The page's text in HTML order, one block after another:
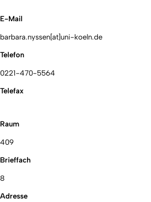
E-Mail
barbara.nyssen[at]uni-koeln.de
Telefon
0221-470-5564
Telefax
Raum
409
Brieffach
8
Adresse